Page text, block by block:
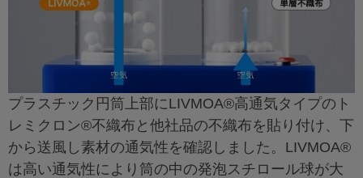
プラスチック円筒上部にLIVMOA®高通気タイプのト
レミクロン®不織布と他社品の不織布を貼り付け、下
から送風し素材の通気性を確認しました。LIVMOA®
は高い通気性により筒の中の発泡スチロール球が大